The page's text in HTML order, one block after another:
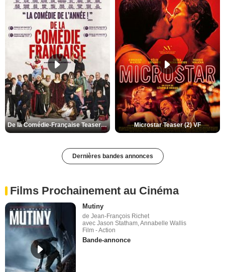
De la Comédie-Française Teaser (3) VF Microstar Teaser (2) VF
Dernières bandes annonces
Films Prochainement au Cinéma
Mutiny
de Jean-François Richet
avec Jason Statham, Annabelle Wallis
Film - Action
Bande-annonce